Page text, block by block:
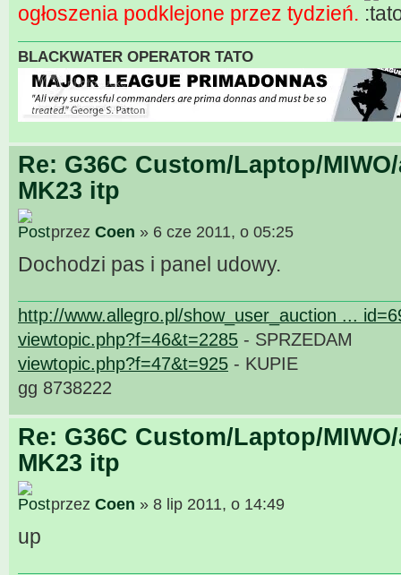
ogłoszenia podklejone przez tydzień.
BLACKWATER OPERATOR TATO
Re: G36C Custom/Laptop/
MK23 itp
przez Coen » 6 cze 2011, o 05:25
Dochodzi pas i panel udowy.
http://www.allegro.pl/show_user_auction ...
viewtopic.php?f=46&t=2285 - SPRZEDAM
viewtopic.php?f=47&t=925 - KUPIE
gg 8738222
Re: G36C Custom/Laptop/
MK23 itp
przez Coen » 8 lip 2011, o 14:49
up